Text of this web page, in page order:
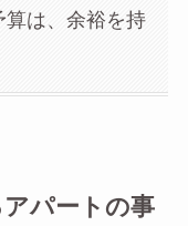
算は、余裕を持
パートの事